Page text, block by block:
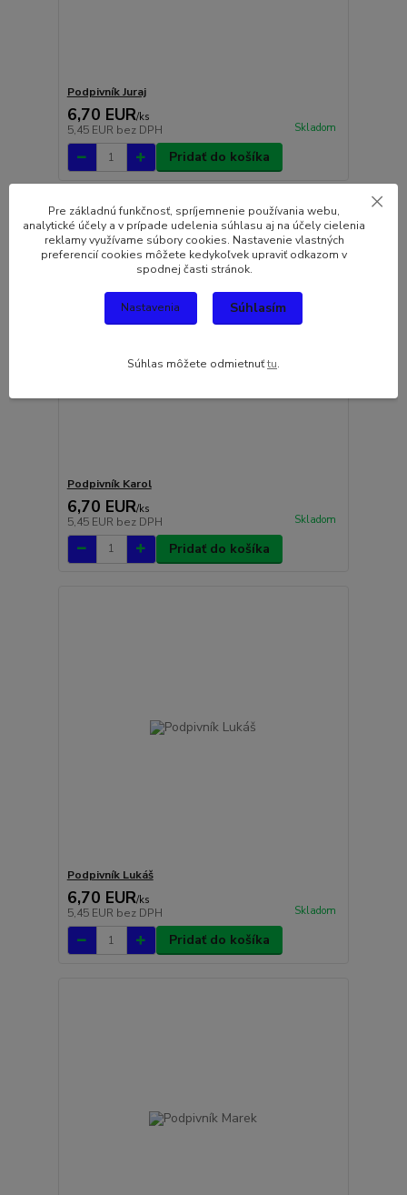
Podpivník Juraj
6,70 EUR/ks
5,45 EUR bez DPH Skladom
Pridať do košíka
Podpivník Karol
6,70 EUR/ks
5,45 EUR bez DPH Skladom
Pridať do košíka
Podpivník Lukáš
6,70 EUR/ks
5,45 EUR bez DPH Skladom
Pridať do košíka
Pre základnú funkčnosť, spríjemnenie používania webu,
analytické účely a v prípade udelenia súhlasu aj na účely cielenia
reklamy využívame súbory cookies. Nastavenie vlastných
preferencií cookies môžete kedykoľvek upraviť odkazom v
spodnej časti stránok.
Nastavenia Súhlasím
Súhlas môžete odmietnuťtu.